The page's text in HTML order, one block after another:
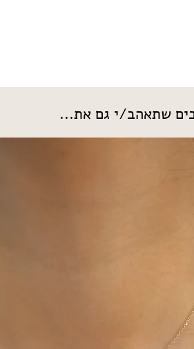
שתאהב/י גם את...